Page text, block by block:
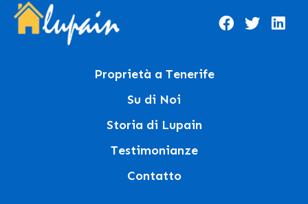
Proprietà a Tenerife
Su di Noi
Storia di Lupain
Testimonianze
Contatto